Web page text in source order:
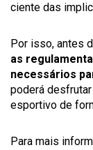
ciente das
Por isso, antes
as
necessários
poderá
esportivo de
Para mais